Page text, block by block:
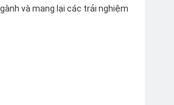
và mang lại các trải nghiệm